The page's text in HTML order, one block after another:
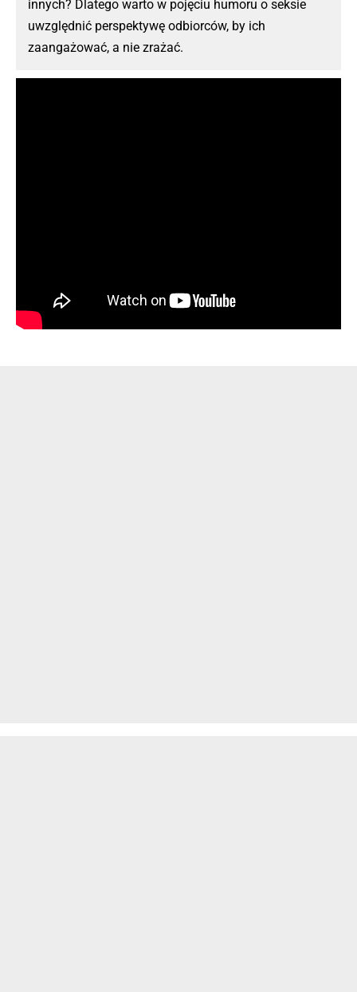
innych? Dlatego warto w pojęciu humoru o seksie
uwzględnić perspektywę odbiorców, by ich
zaangażować, a nie zrażać.